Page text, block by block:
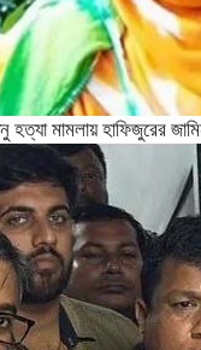
হত্যা মামলায় হাফিজুরের